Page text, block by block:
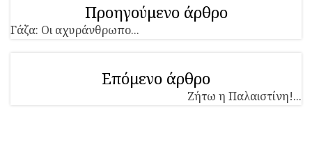
Προηγούμενο άρθρο
Γάζα: Οι αχυράνθρωπο...
Επόμενο άρθρο
Ζήτω η Παλαιστίνη!...